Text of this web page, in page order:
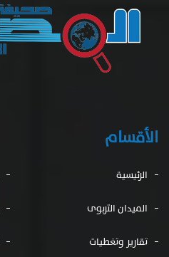
الأقسام
الرئيسية
الميدان التربوى
تقارير وتغطيات